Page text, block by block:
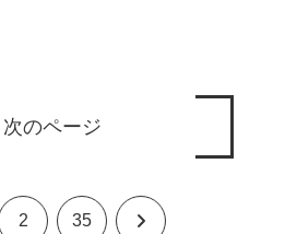
次のページ
2 35 次